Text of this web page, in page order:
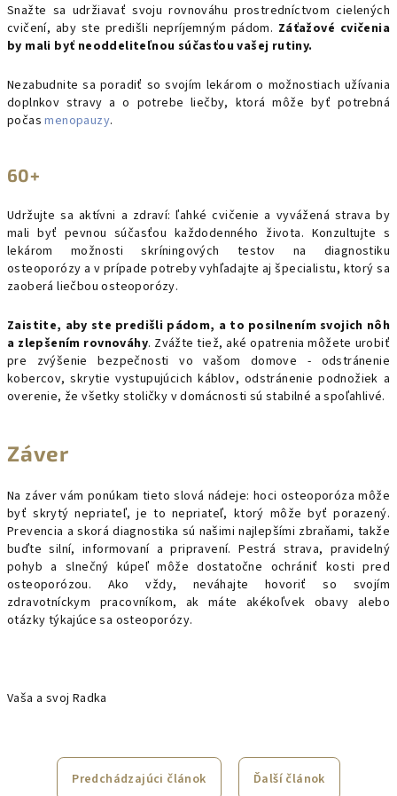
Snažte sa udržiavať svoju rovnováhu prostredníctvom cielených
cvičení, aby ste predišli nepríjemným pádom. Záťažové cvičenia
by mali byť neoddeliteľnou súčasťou vašej rutiny.
Nezabudnite sa poradiť so svojím lekárom o možnostiach užívania
doplnkov stravy a o potrebe liečby, ktorá môže byť potrebná
počasmenopauzy.
60+
Udržujte sa aktívni a zdraví: ľahké cvičenie a vyvážená strava by
mali byť pevnou súčasťou každodenného života. Konzultujte s
lekárom možnosti skríningových testov na diagnostiku
osteoporózy a v prípade potreby vyhľadajte aj špecialistu, ktorý sa
zaoberá liečbou osteoporózy.
Zaistite, aby ste predišli pádom, a to posilnením svojich nôh
a zlepšením rovnováhy. Zvážte tiež, aké opatrenia môžete urobiť
pre zvýšenie bezpečnosti vo vašom domove - odstránenie
kobercov, skrytie vystupujúcich káblov, odstránenie podnožiek a
overenie, že všetky stoličky v domácnosti sú stabilné a spoľahlivé.
Záver
Na záver vám ponúkam tieto slová nádeje: hoci osteoporóza môže
byť skrytý nepriateľ, je to nepriateľ, ktorý môže byť porazený.
Prevencia a skorá diagnostika sú našimi najlepšími zbraňami, takže
buďte silní, informovaní a pripravení. Pestrá strava, pravidelný
pohyb a slnečný kúpeľ môže dostatočne ochrániť kosti pred
osteoporózou. Ako vždy, neváhajte hovoriť so svojím
zdravotníckym pracovníkom, ak máte akékoľvek obavy alebo
otázky týkajúce sa osteoporózy.
Vaša a svoj Radka
Predchádzajúci článok Ďalší článok